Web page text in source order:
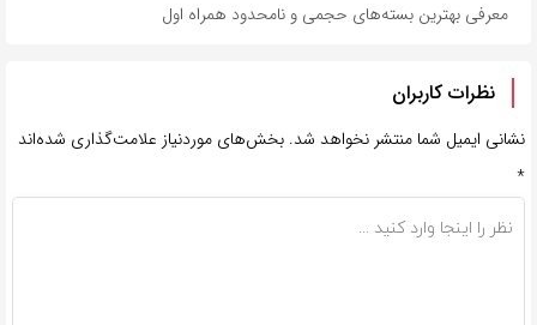
معرفی بهترین بسته‌های حجمی و نامحدود همراه اول
نظرات کاربران
نشانی ایمیل شما منتشر نخواهد شد. بخش‌های موردنیاز علامت‌گذاری شده‌اند
*